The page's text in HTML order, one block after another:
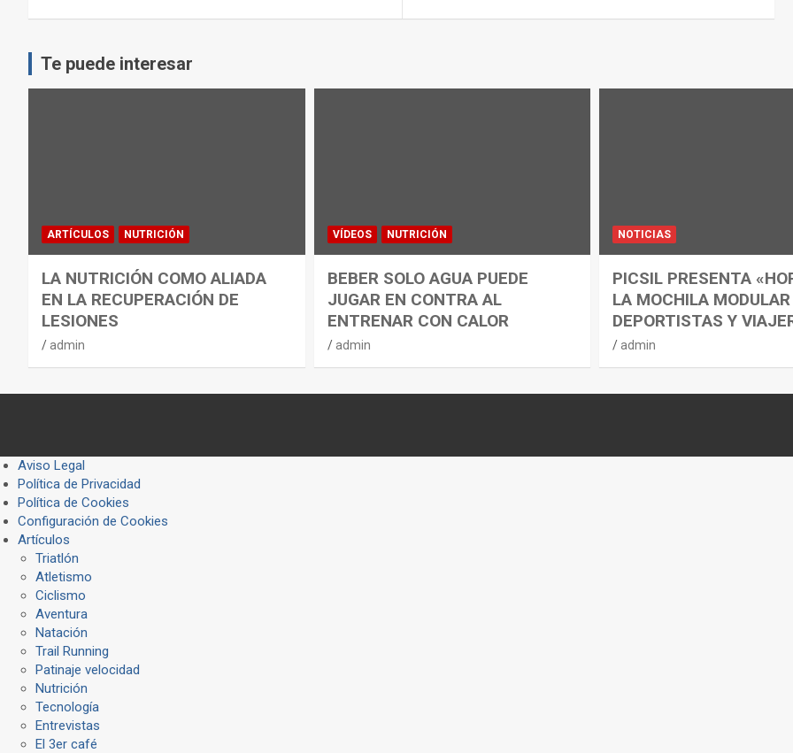
entradas
Te puede interesar
ARTÍCULOS NUTRICIÓN
LA NUTRICIÓN COMO ALIADA
EN LA RECUPERACIÓN DE
LESIONES
admin
VÍDEOS NUTRICIÓN
BEBER SOLO AGUA PUEDE
JUGAR EN CONTRA AL
ENTRENAR CON CALOR
admin
NOTICIAS
PICSIL PRESENTA
LA MOCHILA
DEPORTISTAS Y
admin
Aviso Legal
Política de Privacidad
Política de Cookies
Configuración de Cookies
Artículos
Triatlón
Atletismo
Ciclismo
Aventura
Natación
Trail Running
Patinaje velocidad
Nutrición
Tecnología
Entrevistas
El 3er café